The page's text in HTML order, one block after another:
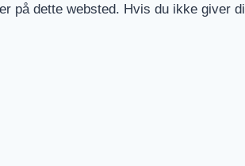
på dette websted. Hvis du ikke